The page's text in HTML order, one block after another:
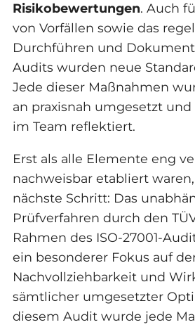
Risikobewertungen. Auch
von Vorfällen sowie das
Durchführen und
Audits wurden neue
Jede dieser Maßnahmen
an praxisnah umgesetzt
im Team reflektiert.
Erst als alle Elemente eng
nachweisbar etabliert
nächste Schritt: Das
Prüfverfahren durch den
Rahmen des ISO-27001-
ein besonderer Fokus auf
Nachvollziehbarkeit und
sämtlicher umgesetzter
diesem Audit wurde jede